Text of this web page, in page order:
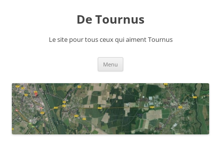
De Tournus
Le site pour tous ceux qui aiment Tournus
Menu